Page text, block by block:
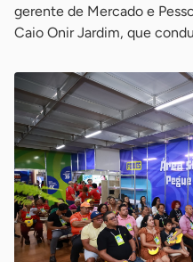
gerente de Mercado e
Caio Onir Jardim, que